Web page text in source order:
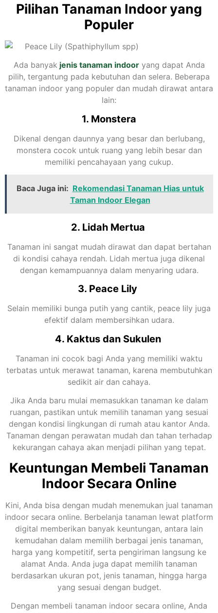
Pilihan Tanaman Indoor yang
Populer
Ada banyak jenis tanaman indooryang dapat Anda
pilih, tergantung pada kebutuhan dan selera. Beberapa
tanaman indoor yang populer dan mudah dirawat antara
lain:
1. Monstera
Dikenal dengan daunnya yang besar dan berlubang,
monstera cocok untuk ruang yang lebih besar dan
memiliki pencahayaan yang cukup.
Baca Juga ini: Rekomendasi Tanaman Hias untuk
Taman Indoor Elegan
2. Lidah Mertua
Tanaman ini sangat mudah dirawat dan dapat bertahan
di kondisi cahaya rendah. Lidah mertua juga dikenal
dengan kemampuannya dalam menyaring udara.
3. Peace Lily
Selain memiliki bunga putih yang cantik, peace lily juga
efektif dalam membersihkan udara.
4. Kaktus dan Sukulen
Tanaman ini cocok bagi Anda yang memiliki waktu
terbatas untuk merawat tanaman, karena membutuhkan
sedikit air dan cahaya.
Jika Anda baru mulai memasukkan tanaman ke dalam
ruangan, pastikan untuk memilih tanaman yang sesuai
dengan kondisi lingkungan di rumah atau kantor Anda.
Tanaman dengan perawatan mudah dan tahan terhadap
kekurangan cahaya akan menjadi pilihan yang tepat.
Keuntungan Membeli Tanaman
Indoor Secara Online
Kini, Anda bisa dengan mudah menemukan jual tanaman
indoor secara online. Berbelanja tanaman lewat platform
digital memberikan banyak keuntungan, antara lain
kemudahan dalam memilih berbagai jenis tanaman,
harga yang kompetitif, serta pengiriman langsung ke
alamat Anda. Anda juga dapat memilih tanaman
berdasarkan ukuran pot, jenis tanaman, hingga harga
yang sesuai dengan budget.
Dengan membeli tanaman indoor secara online, Anda